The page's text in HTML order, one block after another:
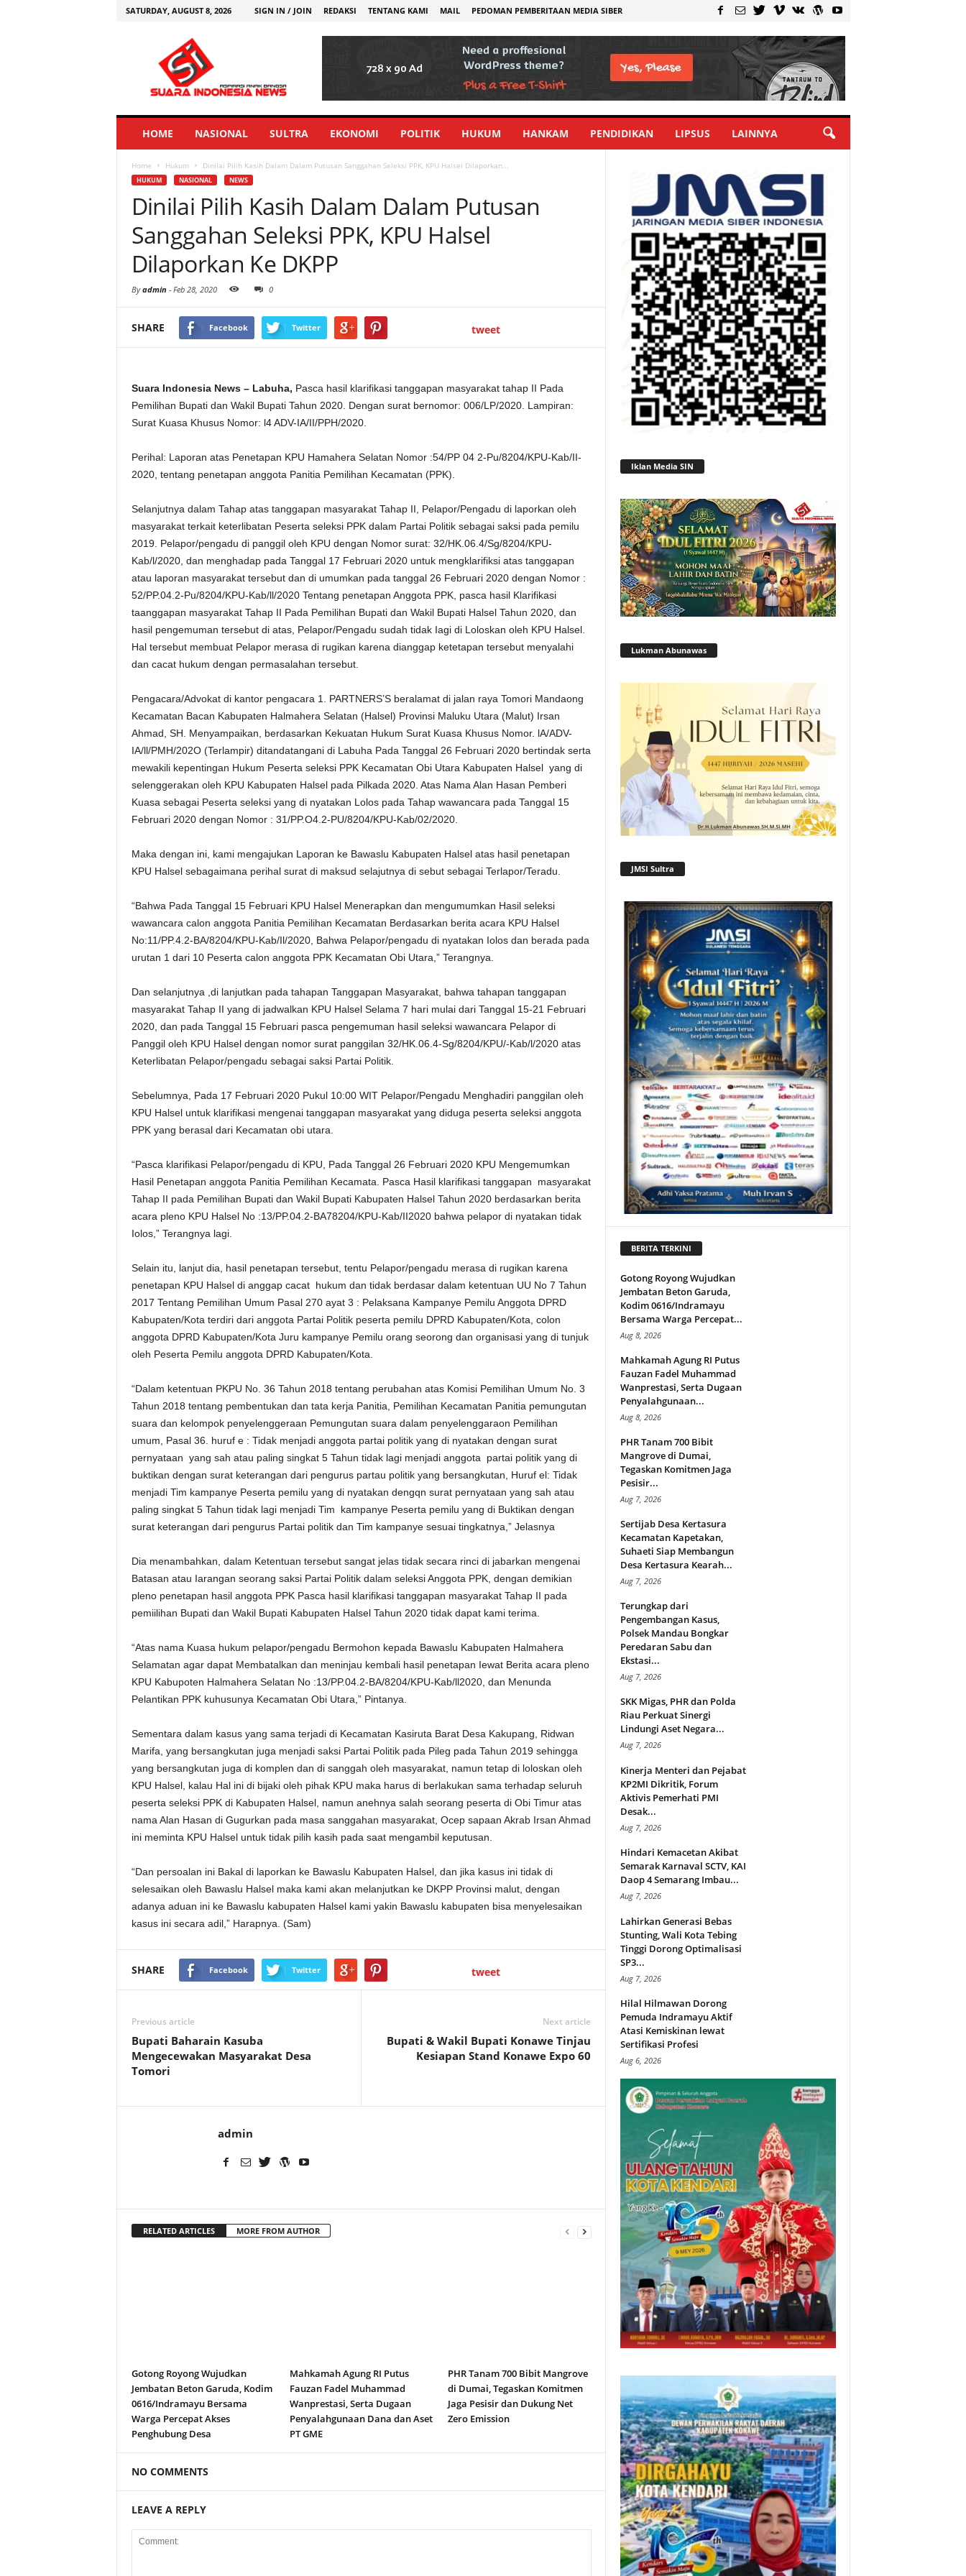
SATURDAY, AUGUST 8, 2026 SIGN IN / JOIN REDAKSI TENTANG KAMI MAIL PEDOMAN PEMBERITAAN MEDIA SIBER
HOME NASIONAL SULTRA EKONOMI POLITIK HUKUM HANKAM PENDIDIKAN LIPSUS LAINNYA
Home Hukum Dinilai Pilih Kasih Dalam Dalam Putusan Sanggahan Seleksi PPK, KPU Halsel Dilaporkan...
HUKUM NASIONAL NEWS
Dinilai Pilih Kasih Dalam Dalam Putusan
Sanggahan Seleksi PPK, KPU Halsel
Dilaporkan Ke DKPP
Byadmin - Feb 28, 2020 0
SHARE Facebook Twitter tweet
Suara Indonesia News – Labuha, Pasca hasil klarifikasi tanggapan masyarakat tahap II Pada
Pemilihan Bupati dan Wakil Bupati Tahun 2020. Dengan surat bernomor: 006/LP/2020. Lampiran:
Surat Kuasa Khusus Nomor: l4 ADV-IA/II/PPH/2020.
Perihal: Laporan atas Penetapan KPU Hamahera Selatan Nomor :54/PP 04 2-Pu/8204/KPU-Kab/II-
2020, tentang penetapan anggota Panitia Pemilihan Kecamatan (PPK).
Selanjutnya dalam Tahap atas tanggapan masyarakat Tahap II, Pelapor/Pengadu di laporkan oleh
masyarakat terkait keterlibatan Peserta seleksi PPK dalam Partai Politik sebagai saksi pada pemilu
2019. Pelapor/pengadu di panggil oleh KPU dengan Nomor surat: 32/HK.06.4/Sg/8204/KPU-
Kab/l/2020, dan menghadap pada Tanggal 17 Februari 2020 untuk mengklarifiksi atas tanggapan
atau laporan masyarakat tersebut dan di umumkan pada tanggal 26 Februari 2020 dengan Nomor :
52/PP.04.2-Pu/8204/KPU-Kab/ll/2020 Tentang penetapan Anggota PPK, pasca hasil Klarifikasi
taanggapan masyarakat Tahap II Pada Pemilihan Bupati dan Wakil Bupati Halsel Tahun 2020, dan
hasil pengemuman tersebut di atas, Pelapor/Pengadu sudah tidak Iagi di Loloskan oleh KPU Halsel.
Hal tersebut membuat Pelapor merasa di rugikan karena dianggap ketetapan tersebut menyalahi
dan cacat hukum dengan permasalahan tersebut.
Pengacara/Advokat di kantor pengacara 1. PARTNERS’S beralamat di jalan raya Tomori Mandaong
Kecamatan Bacan Kabupaten Halmahera Selatan (Halsel) Provinsi Maluku Utara (Malut) Irsan
Ahmad, SH. Menyampaikan, berdasarkan Kekuatan Hukum Surat Kuasa Khusus Nomor. lA/ADV-
IA/ll/PMH/202O (Terlampir) ditandatangani di Labuha Pada Tanggal 26 Februari 2020 bertindak serta
mewakili kepentingan Hukum Peserta seleksi PPK Kecamatan Obi Utara Kabupaten Halsel yang di
selenggerakan oleh KPU Kabupaten Halsel pada Pilkada 2020. Atas Nama Alan Hasan Pemberi
Kuasa sebagai Peserta seleksi yang di nyatakan Lolos pada Tahap wawancara pada Tanggal 15
Februari 2020 dengan Nomor : 31/PP.O4.2-PU/8204/KPU-Kab/02/2020.
Maka dengan ini, kami mengajukan Laporan ke Bawaslu Kabupaten Halsel atas hasil penetapan
KPU Halsel sebagaimana perihal surat di maksud selajutnya di sebut sebagai Terlapor/Teradu.
“Bahwa Pada Tanggal 15 Februari KPU Halsel Menerapkan dan mengumumkan Hasil seleksi
wawancara calon anggota Panitia Pemilihan Kecamatan Berdasarkan berita acara KPU Halsel
No:11/PP.4.2-BA/8204/KPU-Kab/Il/2020, Bahwa Pelapor/pengadu di nyatakan Iolos dan berada pada
urutan 1 dari 10 Peserta calon anggota PPK Kecamatan Obi Utara,” Terangnya.
Dan selanjutnya ,di lanjutkan pada tahapan Tanggapan Masyarakat, bahwa tahapan tanggapan
masyarakat Tahap II yang di jadwalkan KPU Halsel Selama 7 hari mulai dari Tanggal 15-21 Februari
2020, dan pada Tanggal 15 Februari pasca pengemuman hasil seleksi wawancara Pelapor di
Panggil oleh KPU Halsel dengan nomor surat panggilan 32/HK.06.4-Sg/8204/KPU/-Kab/l/2020 atas
Keterlibatan Pelapor/pengadu sebagai saksi Partai Politik.
Sebelumnya, Pada 17 Februari 2020 Pukul 10:00 WIT Pelapor/Pengadu Menghadiri panggilan oleh
KPU Halsel untuk klarifikasi mengenai tanggapan masyarakat yang diduga peserta seleksi anggota
PPK yang berasal dari Kecamatan obi utara.
“Pasca klarifikasi Pelapor/pengadu di KPU, Pada Tanggal 26 Februari 2020 KPU Mengemumkan
Hasil Penetapan anggota Panitia Pemilihan Kecamata. Pasca Hasil klarifikasi tanggapan masyarakat
Tahap II pada Pemilihan Bupati dan Wakil Bupati Kabupaten Halsel Tahun 2020 berdasarkan berita
acara pleno KPU Halsel No :13/PP.04.2-BA78204/KPU-Kab/II2020 bahwa pelapor di nyatakan tidak
Iolos,” Terangnya lagi.
Selain itu, lanjut dia, hasil penetapan tersebut, tentu Pelapor/pengadu merasa di rugikan karena
penetapan KPU Halsel di anggap cacat hukum dan tidak berdasar dalam ketentuan UU No 7 Tahun
2017 Tentang Pemilihan Umum Pasal 270 ayat 3 : Pelaksana Kampanye Pemilu Anggota DPRD
Kabupaten/Kota terdiri dari anggota Partai Politik peserta pemilu DPRD Kabupaten/Kota, colon
anggota DPRD Kabupaten/Kota Juru kampanye Pemilu orang seorong dan organisasi yang di tunjuk
oleh Peserta Pemilu anggota DPRD Kabupaten/Kota.
“Dalam ketentuan PKPU No. 36 Tahun 2018 tentang perubahan atas Komisi Pemilihan Umum No. 3
Tahun 2018 tentang pembentukan dan tata kerja Panitia, Pemilihan Kecamatan Panitia pemungutan
suara dan kelompok penyelenggeraan Pemungutan suara dalam penyelenggaraon Pemilihan
umum, Pasal 36. huruf e : Tidak menjadi anggota partai politik yang di nyatakan dengan surat
pernyataan yang sah atau paling singkat 5 Tahun tidak lagi menjadi anggota partai politik yang di
buktikan dengan surat keterangan dari pengurus partau politik yang bersangkutan, Huruf el: Tidak
menjadi Tim kampanye Peserta pemilu yang di nyatakan dengqn surat pernyataan yang sah atau
paling singkat 5 Tahun tidak lagi menjadi Tim kampanye Peserta pemilu yang di Buktikan dengan
surat keterangan dari pengurus Partai politik dan Tim kampanye sesuai tingkatnya,” Jelasnya
Dia menambahkan, dalam Ketentuan tersebut sangat jelas tidak secara rinci di jabarkan mengenai
Batasan atau Iarangan seorang saksi Partai Politik dalam seleksi Anggota PPK, dengan demikian
pleno penetapan hasil anggota PPK Pasca hasil klarifikasi tanggapan masyarakat Tahap II pada
pemiilihan Bupati dan Wakil Bupati Kabupaten Halsel Tahun 2020 tidak dapat kami terima.
“Atas nama Kuasa hukum pelapor/pengadu Bermohon kepada Bawaslu Kabupaten Halmahera
Selamatan agar dapat Membatalkan dan meninjau kembali hasil penetapan Iewat Berita acara pleno
KPU Kabupoten Halmahera Selatan No :13/PP.04.2-BA/8204/KPU-Kab/ll2020, dan Menunda
Pelantikan PPK kuhusunya Kecamatan Obi Utara,” Pintanya.
Sementara dalam kasus yang sama terjadi di Kecamatan Kasiruta Barat Desa Kakupang, Ridwan
Marifa, yang bersangkutan juga menjadi saksi Partai Politik pada Pileg pada Tahun 2019 sehingga
yang bersangkutan juga di komplen dan di sanggah oleh masyarakat, namun tetap di loloskan oleh
KPU Halsel, kalau Hal ini di bijaki oleh pihak KPU maka harus di berlakukan sama terhadap seluruh
peserta seleksi PPK di Kabupaten Halsel, namun anehnya salah seorang peserta di Obi Timur atas
nama Alan Hasan di Gugurkan pada masa sanggahan masyarakat, Ocep sapaan Akrab Irsan Ahmad
ini meminta KPU Halsel untuk tidak pilih kasih pada saat mengambil keputusan.
“Dan persoalan ini Bakal di laporkan ke Bawaslu Kabupaten Halsel, dan jika kasus ini tidak di
selesaikan oleh Bawaslu Halsel maka kami akan melanjutkan ke DKPP Provinsi malut, dengan
adanya aduan ini ke Bawaslu kabupaten Halsel kami yakin Bawaslu kabupaten bisa menyelesaikan
kasus ini secara adil,” Harapnya. (Sam)
SHARE Facebook Twitter tweet
Previous article
Bupati Baharain Kasuba
Mengecewakan Masyarakat Desa
Tomori
Next article
Bupati & Wakil Bupati Konawe Tinjau
Kesiapan Stand Konawe Expo 60
admin
RELATED ARTICLES MORE FROM AUTHOR
Gotong Royong Wujudkan
Jembatan Beton Garuda, Kodim
0616/Indramayu Bersama
Warga Percepat Akses
Penghubung Desa
Mahkamah Agung RI Putus
Fauzan Fadel Muhammad
Wanprestasi, Serta Dugaan
Penyalahgunaan Dana dan Aset
PT GME
PHR Tanam 700 Bibit Mangrove
di Dumai, Tegaskan Komitmen
Jaga Pesisir dan Dukung Net
Zero Emission
NO COMMENTS
LEAVE A REPLY
Iklan Media SIN
Lukman Abunawas
JMSI Sultra
BERITA TERKINI
Gotong Royong Wujudkan
Jembatan Beton Garuda,
Kodim 0616/Indramayu
Bersama Warga Percepat...
Aug 8, 2026
Mahkamah Agung RI Putus
Fauzan Fadel Muhammad
Wanprestasi, Serta Dugaan
Penyalahgunaan...
Aug 8, 2026
PHR Tanam 700 Bibit
Mangrove di Dumai,
Tegaskan Komitmen Jaga
Pesisir...
Aug 7, 2026
Sertijab Desa Kertasura
Kecamatan Kapetakan,
Suhaeti Siap Membangun
Desa Kertasura Kearah...
Aug 7, 2026
Terungkap dari
Pengembangan Kasus,
Polsek Mandau Bongkar
Peredaran Sabu dan
Ekstasi...
Aug 7, 2026
SKK Migas, PHR dan Polda
Riau Perkuat Sinergi
Lindungi Aset Negara...
Aug 7, 2026
Kinerja Menteri dan Pejabat
KP2MI Dikritik, Forum
Aktivis Pemerhati PMI
Desak...
Aug 7, 2026
Hindari Kemacetan Akibat
Semarak Karnaval SCTV, KAI
Daop 4 Semarang Imbau...
Aug 7, 2026
Lahirkan Generasi Bebas
Stunting, Wali Kota Tebing
Tinggi Dorong Optimalisasi
SP3...
Aug 7, 2026
Hilal Hilmawan Dorong
Pemuda Indramayu Aktif
Atasi Kemiskinan lewat
Sertifikasi Profesi
Aug 6, 2026